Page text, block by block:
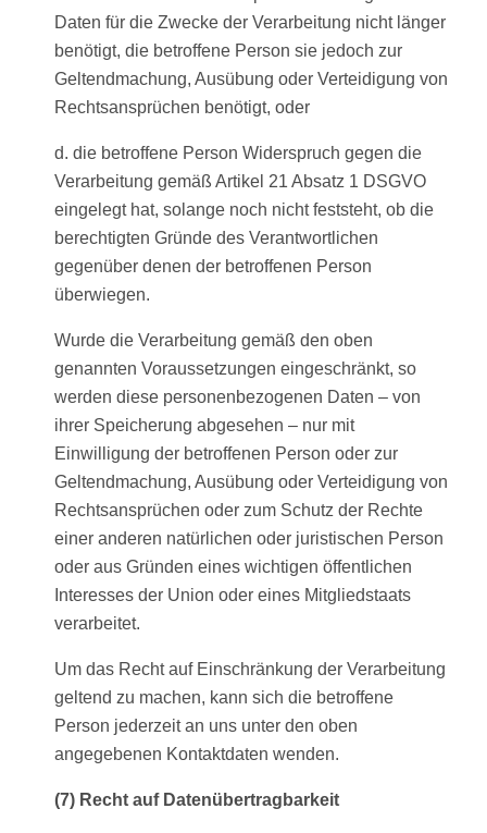
Daten für die Zwecke der Verarbeitung nicht länger
benötigt, die betroffene Person sie jedoch zur
Geltendmachung, Ausübung oder Verteidigung von
Rechtsansprüchen benötigt, oder
d. die betroffene Person Widerspruch gegen die
Verarbeitung gemäß Artikel 21 Absatz 1 DSGVO
eingelegt hat, solange noch nicht feststeht, ob die
berechtigten Gründe des Verantwortlichen
gegenüber denen der betroffenen Person
überwiegen.
Wurde die Verarbeitung gemäß den oben
genannten Voraussetzungen eingeschränkt, so
werden diese personenbezogenen Daten – von
ihrer Speicherung abgesehen – nur mit
Einwilligung der betroffenen Person oder zur
Geltendmachung, Ausübung oder Verteidigung von
Rechtsansprüchen oder zum Schutz der Rechte
einer anderen natürlichen oder juristischen Person
oder aus Gründen eines wichtigen öffentlichen
Interesses der Union oder eines Mitgliedstaats
verarbeitet.
Um das Recht auf Einschränkung der Verarbeitung
geltend zu machen, kann sich die betroffene
Person jederzeit an uns unter den oben
angegebenen Kontaktdaten wenden.
(7) Recht auf Datenübertragbarkeit